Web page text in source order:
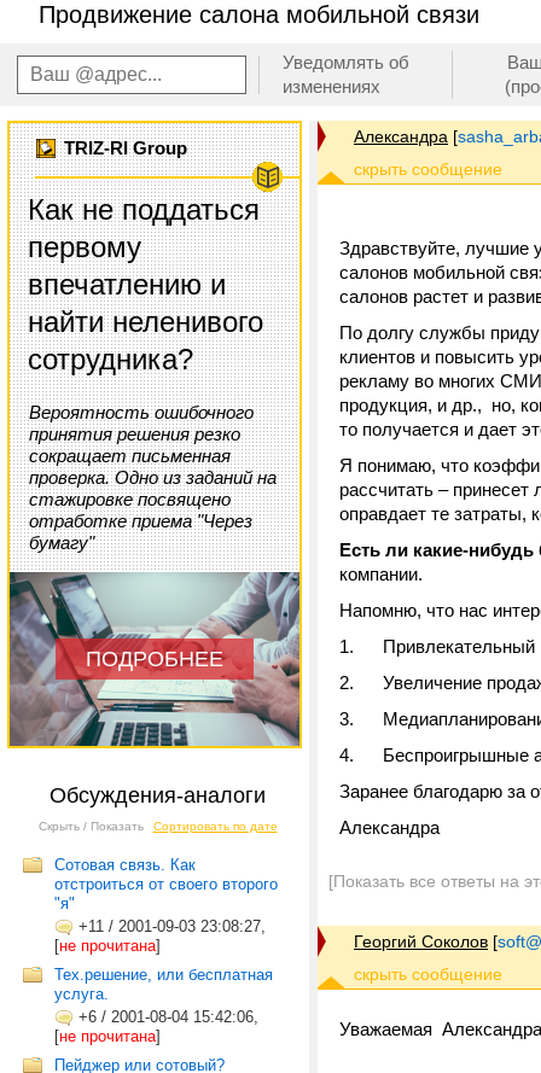
Продвижение салона мобильной связи
Уведомлять об
изменениях
TRIZ-RI Group
Как не поддаться
первому
впечатлению и
найти неленивого
сотрудника?
Вероятность ошибочного
принятия решения резко
сокращает письменная
проверка. Одно из заданий на
стажировке посвящено
отработке приема "Через
бумагу"
ПОДРОБНЕЕ
Обсуждения-аналоги
Скрыть / Показать Сортировать по дате
Сотовая связь. Как
отстроиться от своего второго
"я"
+11 / 2001-09-03 23:08:27,
[не прочитана]
Тех.решение, или бесплатная
услуга.
+6 / 2001-08-04 15:42:06,
[не прочитана]
Пейджер или сотовый?
Александра [
Здравствуйте, лучшие
салонов мобильной
салонов растет и
По долгу службы
клиентов и повысить
рекламу во многих
продукция, и др., но,
то получается и дает
Я понимаю, что
рассчитать –
оправдает те
Есть ли какие-
компании.
Напомню, что нас
1. Привлекательный
2. Увеличение
3.
4. Беспроигрышные
Заранее благодарю за
Александра
[Показать все ответы на
Георгий Соколов [
Уважаемая